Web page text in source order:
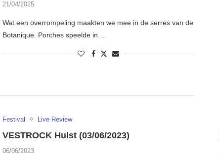
21/04/2025
Wat een overrompeling maakten we mee in de serres van de
Botanique. Porches speelde in …
Festival Live Review
VESTROCK Hulst (03/06/2023)
06/06/2023